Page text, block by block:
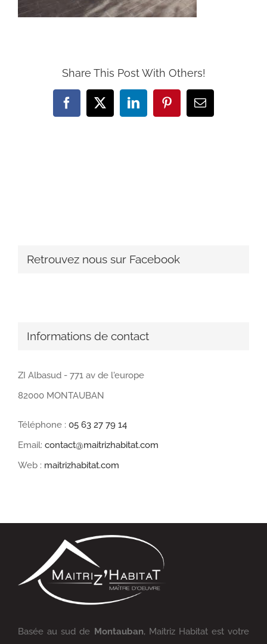
Share This Post With Others!
Facebook
X LinkedInPinterestEmail
Retrouvez nous sur Facebook
Informations de contact
ZI Albasud - 771 av de l'europe
82000 MONTAUBAN
Téléphone : 05 63 27 79 14
Email: contact@maitrizhabitat.com
Web : maitrizhabitat.com
Basée au sud de Montauban, Maitriz Habitat est votre